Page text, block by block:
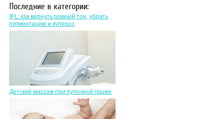
Последние в категории:
IPL: как вернуть ровный тон, убрать
пигментацию и купероз
Детский массаж при пупочной грыже